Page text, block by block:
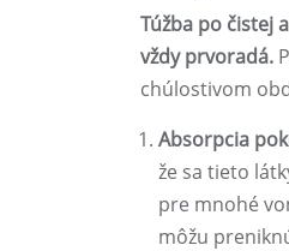
Túžba po čistej
vždy prvoradá.
chúlostivom
Absorpcia
že sa tieto
pre mnohé
môžu